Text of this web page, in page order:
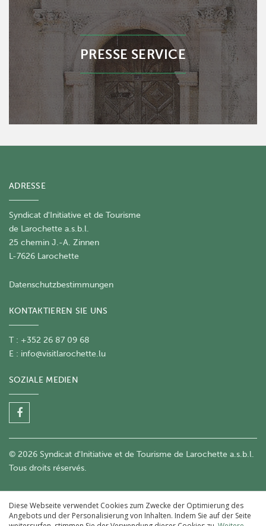
PRESSE SERVICE
ADRESSE
Syndicat d'Initiative et de Tourisme
de Larochette a.s.b.l.
25 chemin J.-A. Zinnen
L-7626 Larochette
Datenschutzbestimmungen
KONTAKTIEREN SIE UNS
T : +352 26 87 09 68
E : info@visitlarochette.lu
SOZIALE MEDIEN
© 2026 Syndicat d'Initiative et de Tourisme de Larochette a.s.b.l.
Tous droits réservés.
Diese Webseite verwendet Cookies zum Zwecke der Optimierung des
Angebots und der Personalisierung von Inhalten. Indem Sie auf der Seite